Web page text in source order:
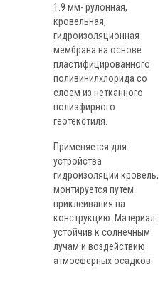
1.9 мм- рулонная,
кровельная,
гидроизоляционная
мембрана на основе
пластифицированного
поливинилхлорида со
слоем из нетканного
полиэфирного
геотекстиля.
Применяется для
устройства
гидроизоляции кровель,
монтируется путем
приклеивания на
конструкцию. Материал
устойчив к солнечным
лучам и воздействию
атмосферных осадков.